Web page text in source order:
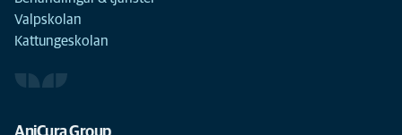
Valpskolan
Kattungeskolan